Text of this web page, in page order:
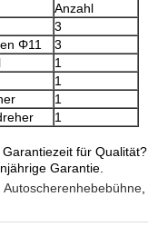
Anzahl
3
Φ11
3
1
1
1
1
für Qualität?
Garantie.
Autoscherenhebebühne